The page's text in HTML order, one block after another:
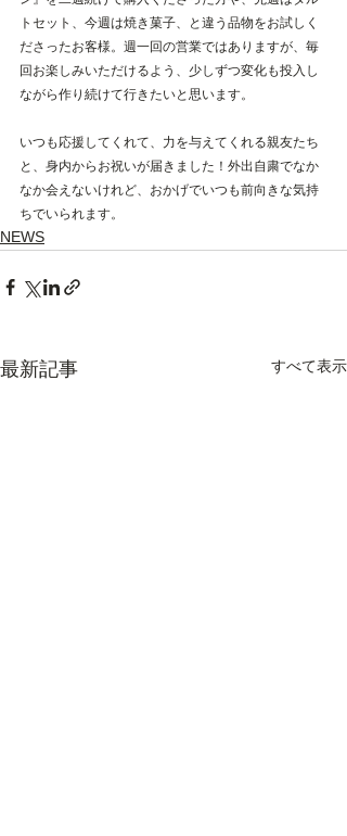
トセット、今週は焼き菓子、と違う品物をお試しく
ださったお客様。週一回の営業ではありますが、毎
回お楽しみいただけるよう、少しずつ変化も投入し
ながら作り続けて行きたいと思います。
いつも応援してくれて、力を与えてくれる親友たち
と、身内からお祝いが届きました！外出自粛でなか
なか会えないけれど、おかげでいつも前向きな気持
ちでいられます。
NEWS
最新記事 すべて表示